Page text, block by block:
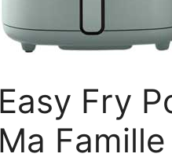
Easy Fry
Ma Famille